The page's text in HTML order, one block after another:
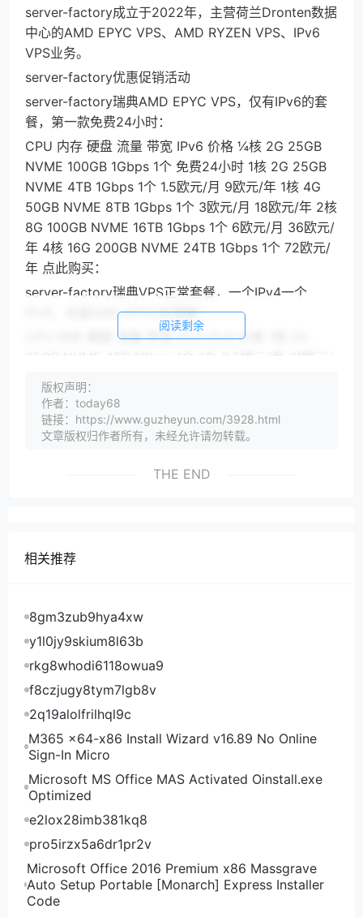
server-factory成立于2022年，主营荷兰Dronten数据
中心的AMD EPYC VPS、AMD RYZEN VPS、IPv6
VPS业务。
server-factory优惠促销活动
server-factory瑞典AMD EPYC VPS，仅有IPv6的套
餐，第一款免费24小时：
CPU 内存 硬盘 流量 带宽 IPv6 价格 ¼核 2G 25GB
NVME 100GB 1Gbps 1个 免费24小时 1核 2G 25GB
NVME 4TB 1Gbps 1个 1.5欧元/月 9欧元/年 1核 4G
50GB NVME 8TB 1Gbps 1个 3欧元/月 18欧元/年 2核
8G 100GB NVME 16TB 1Gbps 1个 6欧元/月 36欧元/
年 4核 16G 200GB NVME 24TB 1Gbps 1个 72欧元/
年 点此购买：
server-factory瑞典VPS正常套餐，一个IPv4一个
IPv6，也是AMD EPYC处理器：
CPU 内存 硬盘 流量 带宽 IPv4 IPv6 价格 1核 2G
25GB NVME 4TB 1Gbps 1个 1个 3.5欧元/月 21欧元/
年 1核 4G 50GB NVME 8TB 1Gbps 1个 1个 5欧元/月
30欧元/年 2核 8G 100GB NVME 16TB 1Gbps 1个 1
个 48欧元/年 4核 16G 200GB NVME 32TB 1Gbps 1
个 1个 84欧元/年 点此购买： server-factory机房测试
阅读剩余
版权声明：
作者：today68
链接：https://www.guzheyun.com/3928.html
文章版权归作者所有，未经允许请勿转载。
THE END
相关推荐
8gm3zub9hya4xw
y1l0jy9skium8l63b
rkg8whodi6118owua9
f8czjugy8tym7lgb8v
2q19alolfrilhql9c
M365 x64-x86 Install Wizard v16.89 No Online
Sign-In Micro
Microsoft MS Office MAS Activated Oinstall.exe
Optimized
e2lox28imb381kq8
pro5irzx5a6dr1pr2v
Microsoft Office 2016 Premium x86 Massgrave
Auto Setup Portable [Monarch] Express Installer
Code